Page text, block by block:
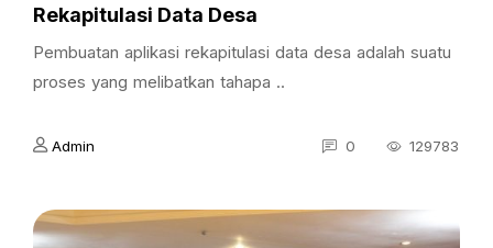
Rekapitulasi Data Desa
Pembuatan aplikasi rekapitulasi data desa adalah suatu
proses yang melibatkan tahapa ..
Admin 0 129783